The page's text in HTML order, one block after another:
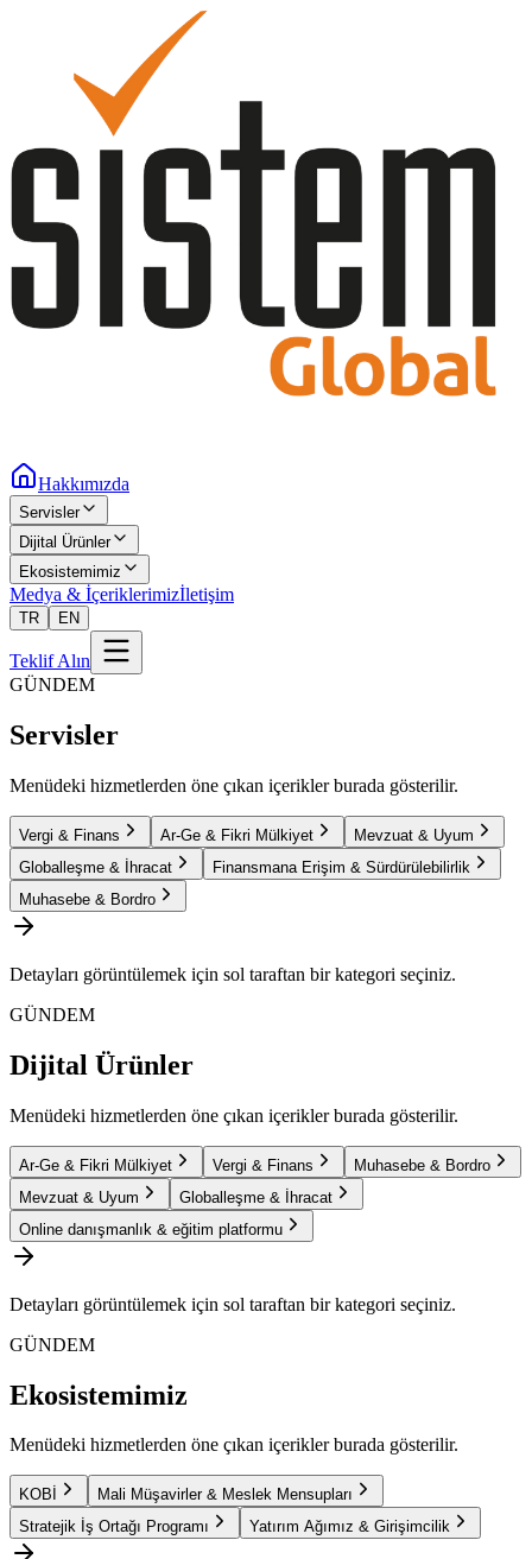
Hakkımızda
Servisler
Dijital Ürünler
Ekosistemimiz
Medya & İçeriklerimizİletişim
TR EN
Teklif Alın
GÜNDEM
Servisler
Menüdeki hizmetlerden öne çıkan içerikler burada gösterilir.
Vergi & Finans Ar-Ge & Fikri Mülkiyet
Mevzuat & Uyum
Globalleşme & İhracat
Finansmana Erişim & Sürdürülebilirlik
Muhasebe & Bordro
Detayları görüntülemek için sol taraftan bir kategori seçiniz.
GÜNDEM
Dijital Ürünler
Menüdeki hizmetlerden öne çıkan içerikler burada gösterilir.
Ar-Ge & Fikri Mülkiyet Vergi & Finans
Muhasebe & Bordro
Mevzuat & Uyum
Globalleşme & İhracat
Online danışmanlık & eğitim platformu
Detayları görüntülemek için sol taraftan bir kategori seçiniz.
GÜNDEM
Ekosistemimiz
Menüdeki hizmetlerden öne çıkan içerikler burada gösterilir.
KOBİ
Mali Müşavirler & Meslek Mensupları
Stratejik İş Ortağı Programı
Yatırım Ağımız & Girişimcilik